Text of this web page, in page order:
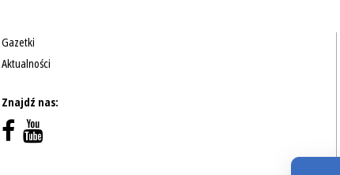
Gazetki
Aktualności
Znajdź nas: